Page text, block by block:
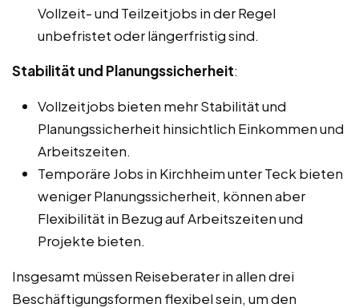
Vollzeit- und Teilzeitjobs in der Regel
unbefristet oder längerfristig sind.
Stabilität und Planungssicherheit:
Vollzeitjobs bieten mehr Stabilität und
Planungssicherheit hinsichtlich Einkommen und
Arbeitszeiten.
Temporäre Jobs in Kirchheim unter Teck bieten
weniger Planungssicherheit, können aber
Flexibilität in Bezug auf Arbeitszeiten und
Projekte bieten.
Insgesamt müssen Reiseberater in allen drei
Beschäftigungsformen flexibel sein, um den